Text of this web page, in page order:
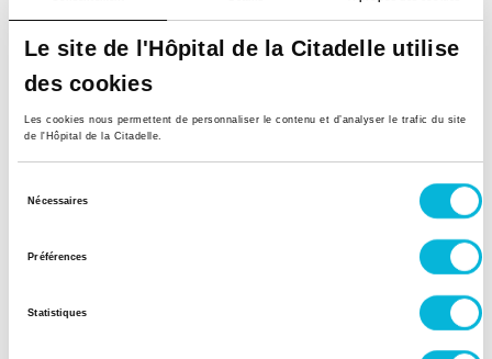
Le site de l'Hôpital de la Citadelle utilise
des cookies
Les cookies nous permettent de personnaliser le contenu et d’analyser le trafic du site
de l'Hôpital de la Citadelle.
Nécessaires
Préférences
Statistiques
Après-midi
Vendredi
Matin
Après-midi
Samedi
Matin
Après-midi